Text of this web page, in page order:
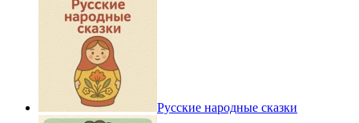
Русские народные сказки